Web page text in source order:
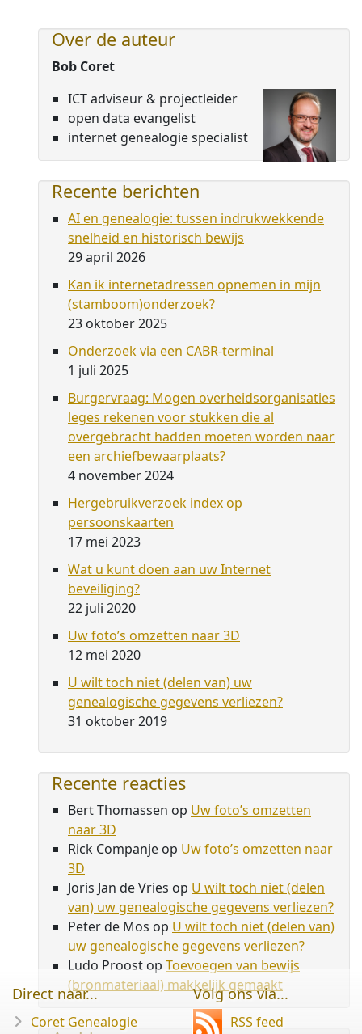
Over de auteur
Bob Coret
ICT adviseur & projectleider
open data evangelist
internet genealogie specialist
Recente berichten
AI en genealogie: tussen indrukwekkende
snelheid en historisch bewijs
29 april 2026
Kan ik internetadressen opnemen in mijn
(stamboom)onderzoek?
23 oktober 2025
Onderzoek via een CABR-terminal
1 juli 2025
Burgervraag: Mogen overheidsorganisaties
leges rekenen voor stukken die al
overgebracht hadden moeten worden naar
een archiefbewaarplaats?
4 november 2024
Hergebruikverzoek index op
persoonskaarten
17 mei 2023
Wat u kunt doen aan uw Internet
beveiliging?
22 juli 2020
Uw foto’s omzetten naar 3D
12 mei 2020
U wilt toch niet (delen van) uw
genealogische gegevens verliezen?
31 oktober 2019
Recente reacties
Bert Thomassen op Uw foto’s omzetten
naar 3D
Rick Companje op Uw foto’s omzetten naar
3D
Joris Jan de Vries op U wilt toch niet (delen
van) uw genealogische gegevens verliezen?
Peter de Mos op U wilt toch niet (delen van)
uw genealogische gegevens verliezen?
Ludo Proostop Toevoegen van bewijs
(bronmateriaal) makkelijk gemaakt
Direct naar...
Coret Genealogie
Volg ons via...
RSS feed